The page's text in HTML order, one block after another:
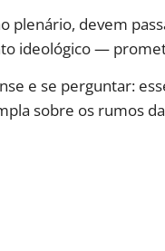
plenário, devem
ideológico —
e se perguntar:
sobre os rumos